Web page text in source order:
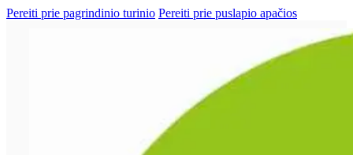
Pereiti prie pagrindinio turinio Pereiti prie puslapio apačios